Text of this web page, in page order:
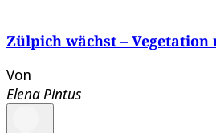
Zülpich wächst – Vegetation
Von
Elena Pintus